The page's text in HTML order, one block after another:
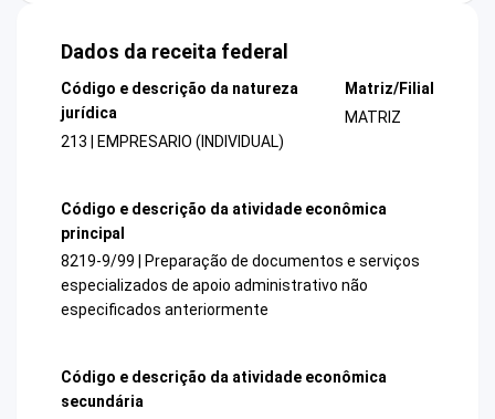
Dados da receita federal
Código e descrição da natureza
jurídica
213 | EMPRESARIO (INDIVIDUAL)
Matriz/Filial
MATRIZ
Código e descrição da atividade econômica
principal
8219-9/99 | Preparação de documentos e serviços
especializados de apoio administrativo não
especificados anteriormente
Código e descrição da atividade econômica
secundária